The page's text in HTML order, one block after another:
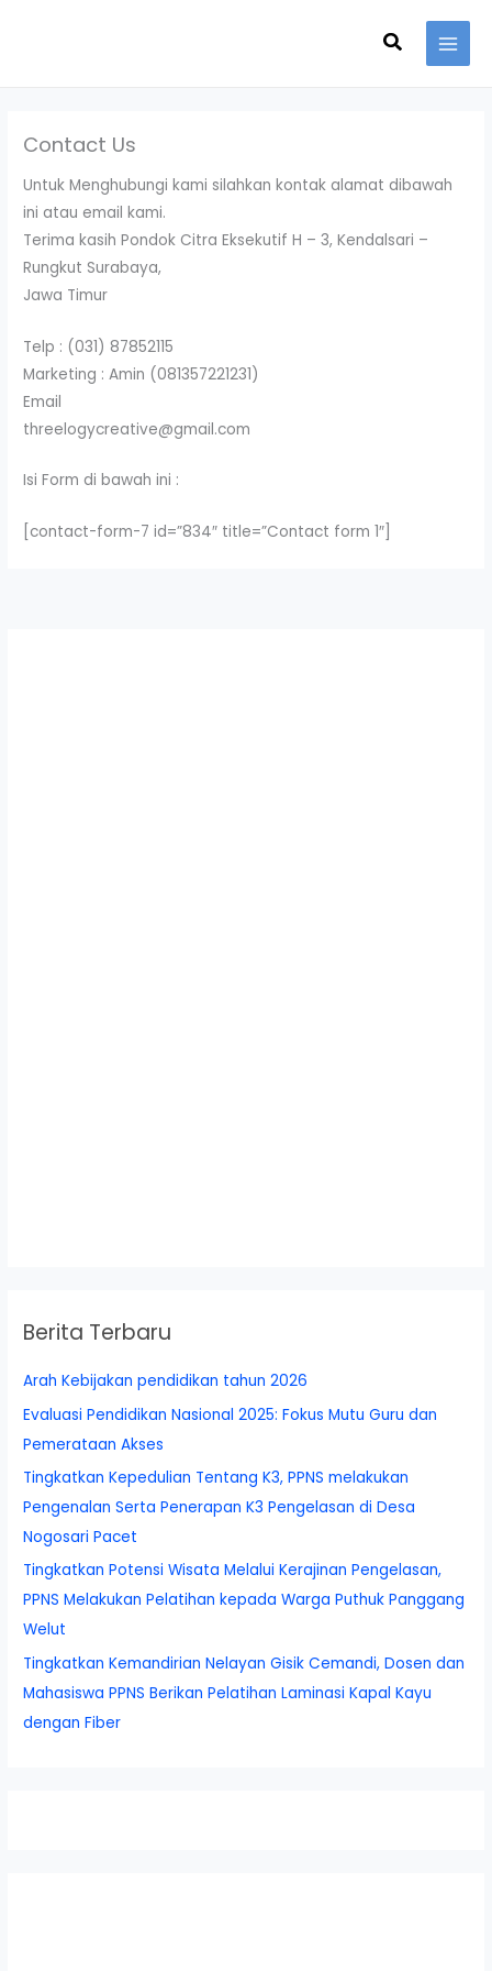
Search
Contact Us
Untuk Menghubungi kami silahkan kontak alamat dibawah
ini atau email kami.
Terima kasih Pondok Citra Eksekutif H – 3, Kendalsari –
Rungkut Surabaya,
Jawa Timur
Telp : (031) 87852115
Marketing : Amin (081357221231)
Email
threelogycreative@gmail.com
Isi Form di bawah ini :
[contact-form-7 id=”834″ title=”Contact form 1″]
Berita Terbaru
Arah Kebijakan pendidikan tahun 2026
Evaluasi Pendidikan Nasional 2025: Fokus Mutu Guru dan
Pemerataan Akses
Tingkatkan Kepedulian Tentang K3, PPNS melakukan
Pengenalan Serta Penerapan K3 Pengelasan di Desa
Nogosari Pacet
Tingkatkan Potensi Wisata Melalui Kerajinan Pengelasan,
PPNS Melakukan Pelatihan kepada Warga Puthuk Panggang
Welut
Tingkatkan Kemandirian Nelayan Gisik Cemandi, Dosen dan
Mahasiswa PPNS Berikan Pelatihan Laminasi Kapal Kayu
dengan Fiber